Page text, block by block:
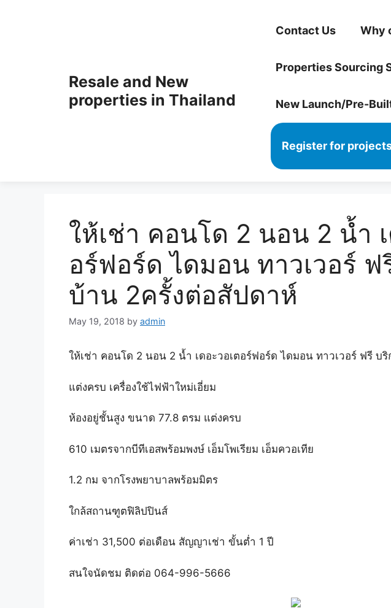
Resale and New
properties in Thailand
Contact Us Why
Properties Sourcing
New Launch/Pre-
Register for
ให้เช่า คอนโด 2 นอน 2 น้ำ
อร์ฟอร์ด ไดมอน ทาวเวอร์ ฟ
บ้าน 2ครั้งต่อสัปดาห์
May 19, 2018 by admin
ให้เช่า คอนโด 2 นอน 2 น้ำ เดอะวอเตอร์ฟอร์ด ไดมอน ทาวเวอร์ ฟรี บ
แต่งครบ เครื่องใช้ไฟฟ้าใหม่เอี่ยม
ห้องอยู่ชั้นสูง ขนาด 77.8 ตรม แต่งครบ
610 เมตรจากบีทีเอสพร้อมพงษ์ เอ็มโพเรียม เอ็มควอเทีย
1.2 กม จากโรงพยาบาลพร้อมมิตร
ใกล้สถานฑูตฟิลิปปินส์
ค่าเช่า 31,500 ต่อเดือน สัญญาเช่า ขั้นต่ำ 1 ปี
สนใจนัดชม ติดต่อ 064-996-5666